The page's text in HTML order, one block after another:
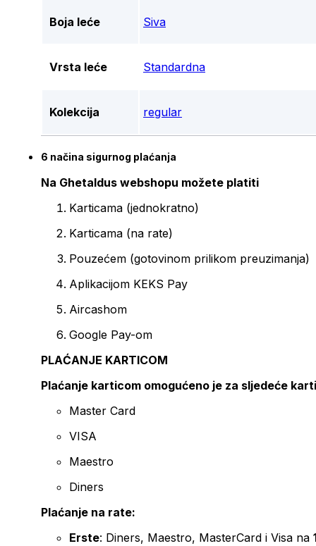
Boja leće Siva
Vrsta leće Standardna
Kolekcija regular
6 načina sigurnog plaćanja
Na Ghetaldus webshopu možete platiti
Karticama (jednokratno)
Karticama (na rate)
Pouzećem (gotovinom prilikom preuzimanja)
Aplikacijom KEKS Pay
Aircashom
Google Pay-om
PLAĆANJE KARTICOM
Plaćanje karticom omogućeno je za sljedeće
Master Card
VISA
Maestro
Diners
Plaćanje na rate:
Erste: Diners, Maestro, MasterCard i Visa na